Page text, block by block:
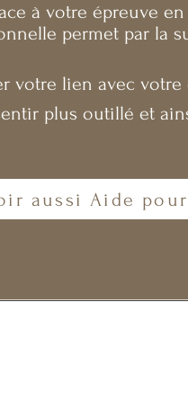
à votre épreuve
permet par la
votre lien avec
plus outillé et
aussi Aide